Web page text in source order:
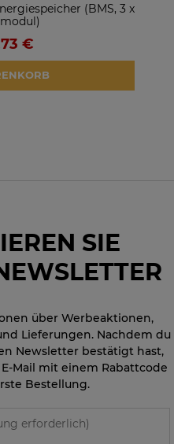
(BMS, 3 x
€
SIE
über Werbeaktionen,
Lieferungen. Nachdem du
Newsletter bestätigt hast,
Mail mit einem Rabattcode
Bestellung.